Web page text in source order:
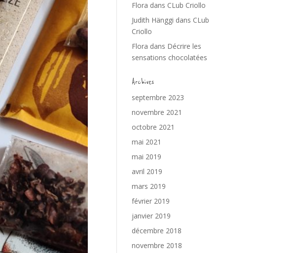
Flora dans CLub Criollo
Judith Hänggi dans CLub
Criollo
Flora dans Décrire les
sensations chocolatées
Archives
septembre 2023
novembre 2021
octobre 2021
mai 2021
mai 2019
avril 2019
mars 2019
février 2019
janvier 2019
décembre 2018
novembre 2018